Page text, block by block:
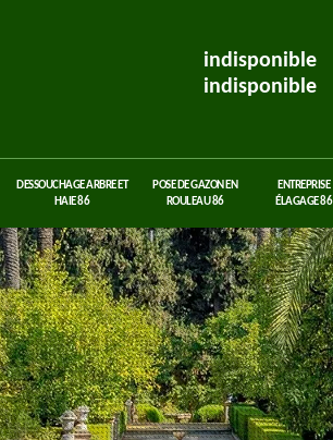
indisponible
indisponible
DESSOUCHAGE ARBRE ET
HAIE 86
POSE DE GAZON EN
ROULEAU 86
ENTREPRISE
ÉLAGAGE 86